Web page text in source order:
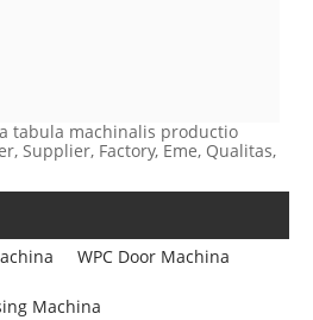
tabula machinalis productio
Supplier, Factory, Eme, Qualitas,
WPC Door Machina
Machina